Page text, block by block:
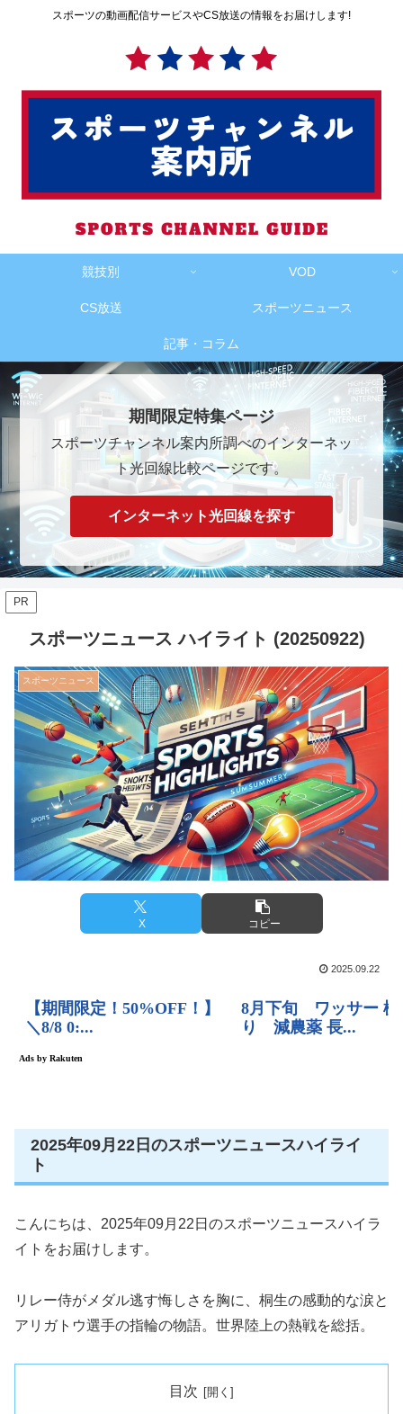
スポーツの動画配信サービスやCS放送の情報をお届けします!
競技別 VOD
CS放送 スポーツニュース
記事・コラム
期間限定特集ページ
スポーツチャンネル案内所調べのインターネッ
ト光回線比較ページです。
インターネット光回線を探す
PR
スポーツニュース ハイライト (20250922)
スポーツニュース
X コピー
2025.09.22
2025年09月22日のスポーツニュースハイライ
ト
こんにちは、2025年09月22日のスポーツニュースハイラ
イトをお届けします。
リレー侍がメダル逃す悔しさを胸に、桐生の感動的な涙と
アリガトウ選手の指輪の物語。世界陸上の熱戦を総括。
目次